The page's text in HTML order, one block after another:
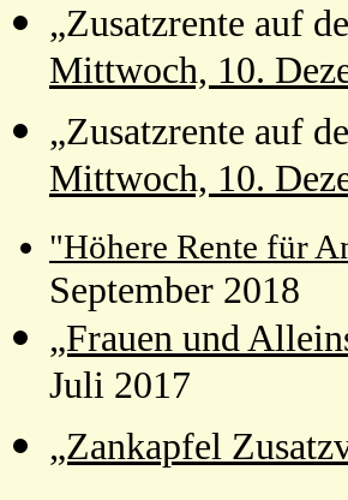
„Zusatzrente auf
Mittwoch, 10.
„Zusatzrente auf
Mittwoch, 10.
"Höhere Rente für
September 2018
„Frauen und
Juli 2017
„Zankapfel